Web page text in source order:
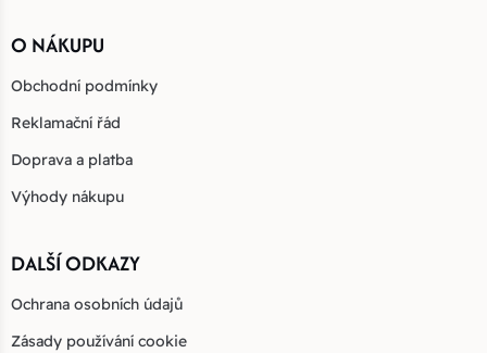
O NÁKUPU
Obchodní podmínky
Reklamační řád
Doprava a platba
Výhody nákupu
DALŠÍ ODKAZY
Ochrana osobních údajů
Zásady používání cookie